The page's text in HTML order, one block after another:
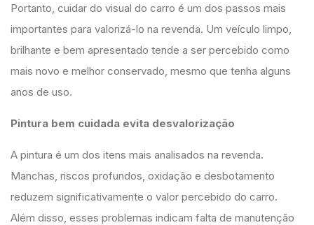
Portanto, cuidar do visual do carro é um dos passos mais
importantes para valorizá-lo na revenda. Um veículo limpo,
brilhante e bem apresentado tende a ser percebido como
mais novo e melhor conservado, mesmo que tenha alguns
anos de uso.
Pintura bem cuidada evita desvalorização
A pintura é um dos itens mais analisados na revenda.
Manchas, riscos profundos, oxidação e desbotamento
reduzem significativamente o valor percebido do carro.
Além disso, esses problemas indicam falta de manutenção